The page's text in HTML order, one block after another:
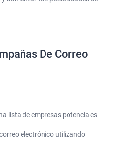
De Correo
lista de empresas potenciales
electrónico utilizando